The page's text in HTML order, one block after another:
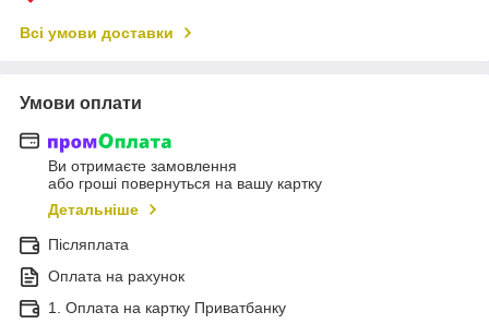
Всі умови доставки
Умови оплати
Ви отримаєте замовлення
або гроші повернуться на вашу картку
Детальніше
Післяплата
Оплата на рахунок
1. Оплата на картку Приватбанку